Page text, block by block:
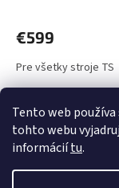
Tento web
tohto webu
informáciítu.
€599
Pre všetky stroje TS